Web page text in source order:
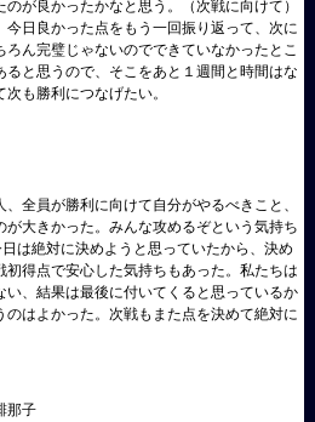
が良かったかなと思う。（次戦に向けて）
日良かった点をもう一回振り返って、次に
ん完璧じゃないのでできていなかったとこ
と思うので、そこをあと１週間と時間はな
も勝利につなげたい。
全員が勝利に向けて自分がやるべきこと、
大きかった。みんな攻めるぞという気持ち
は絶対に決めようと思っていたから、決め
初得点で安心した気持ちもあった。私たちは
、結果は最後に付いてくると思っているか
のはよかった。次戦もまた点を決めて絶対に
那子